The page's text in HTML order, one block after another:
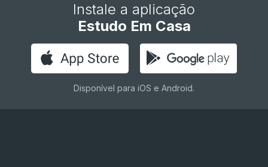
Instale a aplicação
Estudo Em Casa
Disponível para iOS e Android.